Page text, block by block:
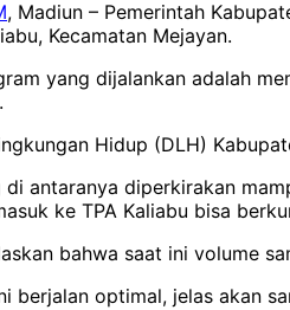
, Madiun – Pemerintah
Kecamatan Mejayan.
yang dijalankan adalah
Hidup (DLH)
di antaranya diperkirakan
ke TPA Kaliabu bisa
bahwa saat ini volume
berjalan optimal, jelas akan